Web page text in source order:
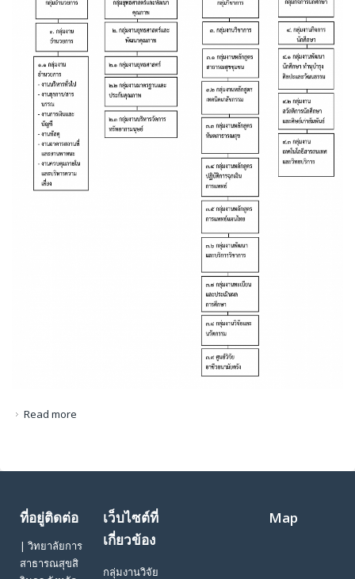
Read more
ที่อยู่ติดต่อ
| วิทยาลัยการ
สาธารณสุขสิ
เว็บไซต์ที่
เกี่ยวข้อง
กลุ่มงานวิจัย
Map